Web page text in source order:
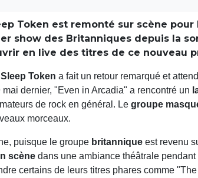
Token est remonté sur scène
show des Britanniques depuis la
en live des titres de ce nouveau
Sleep Token a fait un retour remarqué et
mai dernier, "Even in Arcadia" a rencontré un
de rock en général. Le groupe
morceaux.
puisque le groupe britannique est revenu
scène dans une ambiance théâtrale
certains de leurs titres phares comme